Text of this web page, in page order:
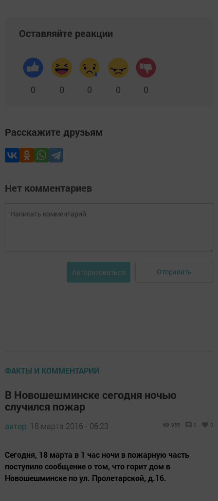
Оставляйте реакции
0 0 0 0 0
Расскажите друзьям
Нет комментариев
Авторизоваться Отправить
ФАКТЫ И КОММЕНТАРИИ
В Новошешминске сегодня ночью
случился пожар
автор, 18 марта 2016 - 06:23 955 0 0
Сегодня, 18 марта в 1 час ночи в пожарную часть
поступило сообщение о том, что горит дом в
Новошешминске по ул. Пролетарской, д.16.